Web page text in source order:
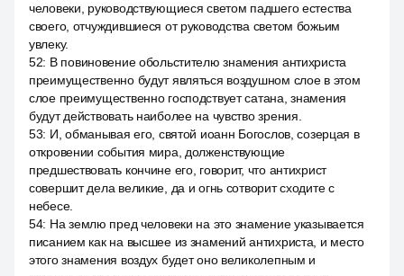
человеки, руководствующиеся светом падшего естества
своего, отчуждившиеся от руководства светом божьим
увлеку.
52: В повиновение обольстителю знамения антихриста
преимущественно будут являться воздушном слое в этом
слое преимущественно господствует сатана, знамения
будут действовать наиболее на чувство зрения.
53: И, обманывая его, святой иоанн Богослов, созерцая в
откровении события мира, долженствующие
предшествовать кончине его, говорит, что антихрист
совершит дела великие, да и огнь сотворит сходите с
небесе.
54: На землю пред человеки на это знамение указывается
писанием как на высшее из знамений антихриста, и место
этого знамения воздух будет оно великолепным и